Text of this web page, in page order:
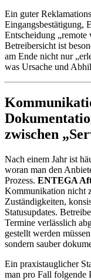
Ein guter
Eingangsbestätigung,
Entscheidung
Betreibersicht ist
am Ende nicht nur
was Ursache und
zwischen
Nach einem Jahr ist
woran man den
Prozess. ENTEGA
Kommunikation nicht
Zuständigkeiten,
Statusupdates.
Termine verlässlich
gestellt werden
sondern sauber
Ein praxistauglicher
man pro Fall folgende